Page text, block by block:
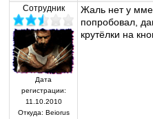
Сотрудник
Дата
регистрации:
11.10.2010
Откуда: Beiorus
Жаль нет у
попробовал,
крутёлки на